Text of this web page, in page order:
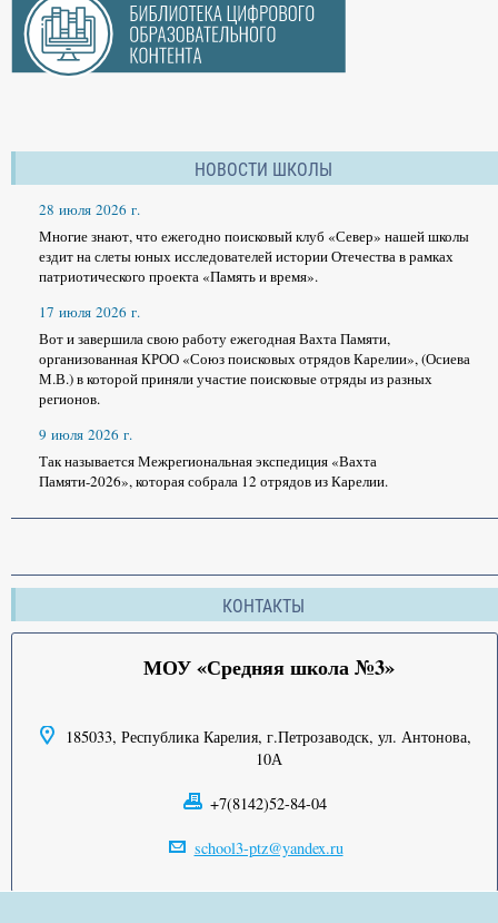
НОВОСТИ ШКОЛЫ
28 июля 2026 г.
Многие знают, что ежегодно поисковый клуб «Север» нашей школы
ездит на слеты юных исследователей истории Отечества в рамках
патриотического проекта «Память и время».
17 июля 2026 г.
Вот и завершила свою работу ежегодная Вахта Памяти,
организованная КРОО «Союз поисковых отрядов Карелии», (Осиева
М.В.) в которой приняли участие поисковые отряды из разных
регионов.
9 июля 2026 г.
Так называется Межрегиональная экспедиция «Вахта
Памяти-2026», которая собрала 12 отрядов из Карелии.
КОНТАКТЫ
МОУ «Средняя школа №3»
185033, Республика Карелия, г.Петрозаводск, ул. Антонова,
10А
+7(8142)52-84-04
school3-ptz@yandex.ru